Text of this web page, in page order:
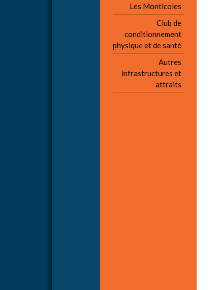
Les Monticoles
Club de
conditionnement
physique et de santé
Autres
infrastructures et
attraits